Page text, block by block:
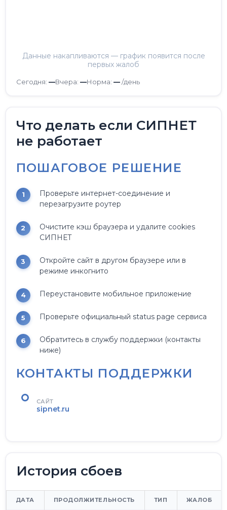
Данные накапливаются — график появится после
первых жалоб
Сегодня: —Вчера: —Норма: —/день
Что делать если СИПНЕТ
не работает
ПОШАГОВОЕ РЕШЕНИЕ
Проверьте интернет-соединение и
перезагрузите роутер
Очистите кэш браузера и удалите cookies
СИПНЕТ
Откройте сайт в другом браузере или в
режиме инкогнито
Переустановите мобильное приложение
Проверьте официальный status page сервиса
Обратитесь в службу поддержки (контакты
ниже)
КОНТАКТЫ ПОДДЕРЖКИ
САЙТ
sipnet.ru
История сбоев
ДАТА ПРОДОЛЖИТЕЛЬНОСТЬ ТИП ЖАЛОБ